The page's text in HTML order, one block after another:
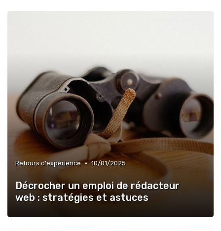
Retours d'expérience • 10/01/2025
Décrocher un emploi de rédacteur
web : stratégies et astuces